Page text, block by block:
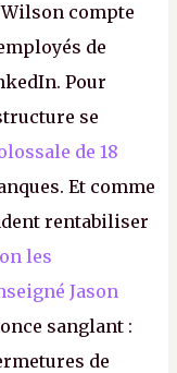
compte
de
Pour
se
de 18
Et comme
rentabiliser
les
Jason
sanglant :
de